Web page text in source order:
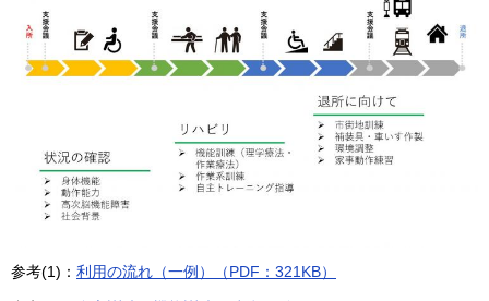
参考(1)： 利用の流れ（一例）（PDF：321KB）